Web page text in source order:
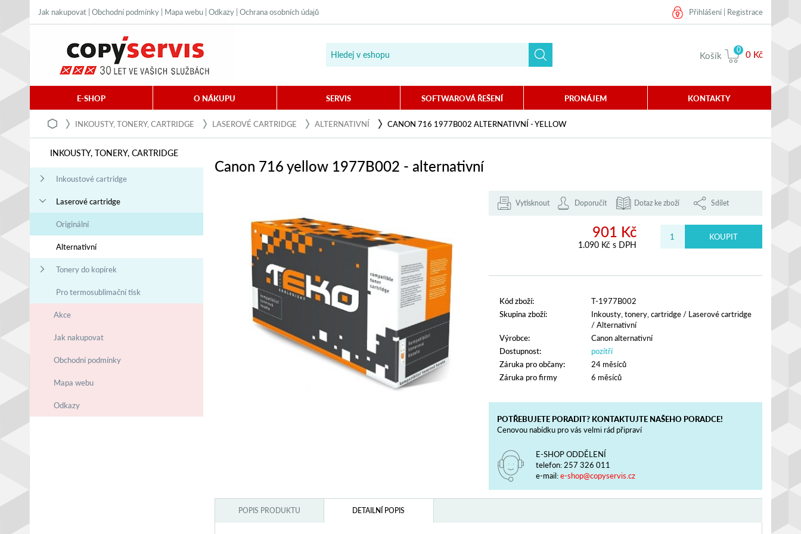
Jak nakupovat Obchodní podmínky Mapa webu Odkazy Ochrana osobních údajů Přihlášení Registrace
Košík
0 0 Kč
E-SHOP O NÁKUPU SERVIS SOFTWAROVÁ ŘEŠENÍ PRONÁJEM KONTAKTY
INKOUSTY, TONERY, CARTRIDGE LASEROVÉ CARTRIDGE ALTERNATIVNÍ CANON 716 1977B002 ALTERNATIVNÍ - YELLOW
INKOUSTY, TONERY, CARTRIDGE
Inkoustové cartridge
Laserové cartridge
Originální
Alternativní
Tonery do kopírek
Pro termosublimační tisk
Akce
Jak nakupovat
Obchodní podmínky
Mapa webu
Odkazy
Canon 716 yellow 1977B002 - alternativní
Vytisknout Doporučit Dotaz ke zboží Sdílet
901 Kč
1.090 Kč s DPH
Kód zboží:
T-1977B002
Skupina zboží:
Inkousty, tonery, cartridge/ Laserové cartridge
/Alternativní
Výrobce:
Canon alternativní
Dostupnost:
pozítří
Záruka pro občany:
24 měsíců
Záruka pro firmy
6 měsíců
POTŘEBUJETE PORADIT? KONTAKTUJTE NAŠEHO PORADCE!
Cenovou nabídku pro vás velmi rád připraví
E-SHOP ODDĚLENÍ
telefon: 257 326 011
e-mail:e-shop@copyservis.cz
POPIS PRODUKTU DETAILNÍ POPIS